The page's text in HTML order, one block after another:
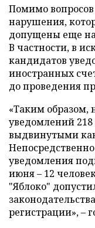
Помимо вопросов
нарушения,
допущены еще
В частности, в
кандидатов
иностранных
до проведения
«Таким образом,
уведомлений 218
выдвинутыми
уведомления
июня – 12
"Яблоко"
регистрации», –